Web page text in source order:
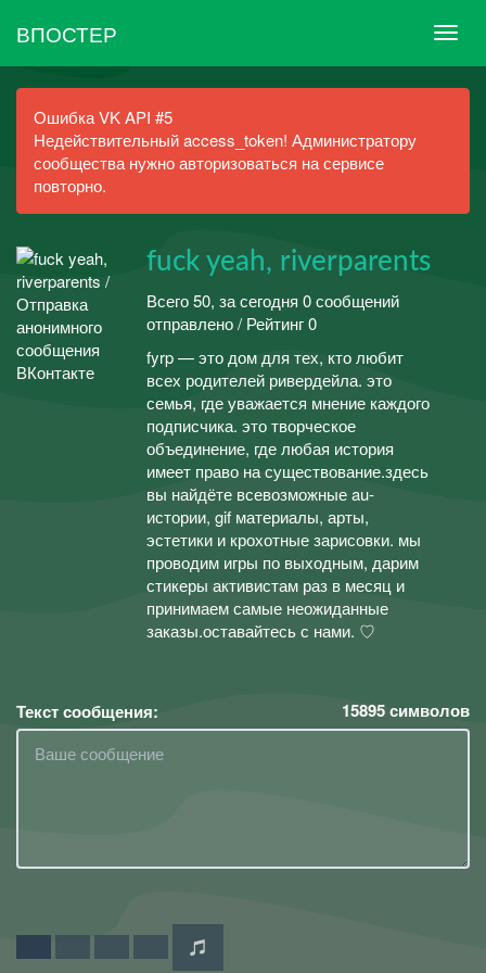
ВПОСТЕР
Ошибка VK API #5
Недействительный access_token! Администратору
сообщества нужно авторизоваться на сервисе
повторно.
fuck yeah, riverparents
Всего 50, за сегодня 0 сообщений
отправлено / Рейтинг 0
fyrp — это дом для тех, кто любит
всех родителей ривердейла. это
семья, где уважается мнение каждого
подписчика. это творческое
объединение, где любая история
имеет право на существование.здесь
вы найдёте всевозможные au-
истории, gif материалы, арты,
эстетики и крохотные зарисовки. мы
проводим игры по выходным, дарим
стикеры активистам раз в месяц и
принимаем самые неожиданные
заказы.оставайтесь с нами. ㅤ♡ㅤ
Текст сообщения: 15895символов